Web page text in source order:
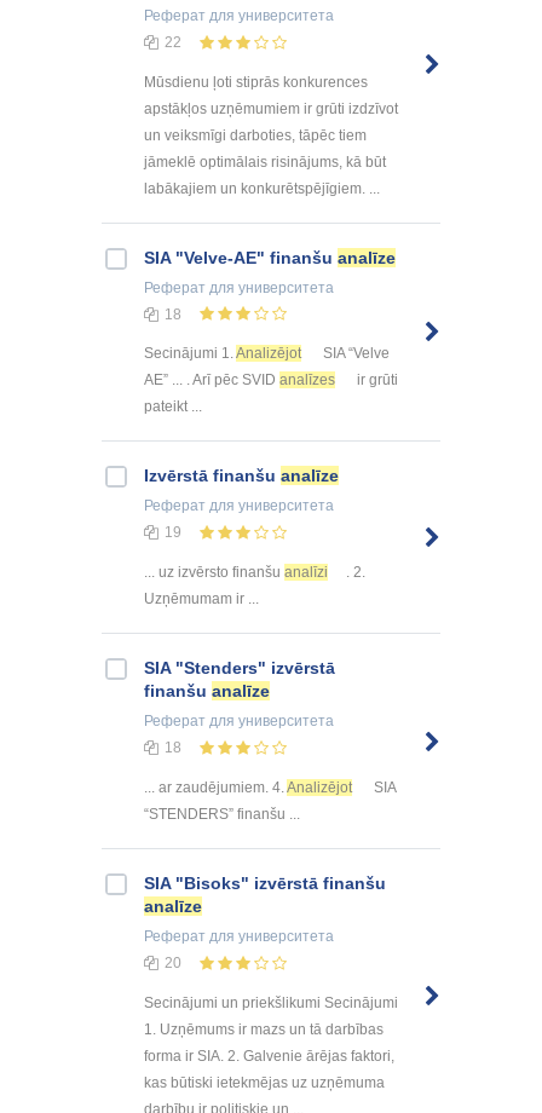
Реферат для университета
22
Mūsdienu ļoti stiprās konkurences
apstākļos uzņēmumiem ir grūti izdzīvot
un veiksmīgi darboties, tāpēc tiem
jāmeklē optimālais risinājums, kā būt
labākajiem un konkurētspējīgiem. ...
SIA "Velve-AE" finanšu analīze
Реферат для университета
18
Secinājumi 1.Analizējot
SIA “Velve
AE” ... . Arī pēc SVID analīzes
ir grūti
pateikt ...
Izvērstā finanšu analīze
Реферат для университета
19
... uz izvērsto finanšu analīzi
. 2.
Uzņēmumam ir ...
SIA "Stenders" izvērstā
finanšu analīze
Реферат для университета
18
... ar zaudējumiem. 4.Analizējot
SIA
“STENDERS” finanšu ...
SIA "Bisoks" izvērstā finanšu
analīze
Реферат для университета
20
Secinājumi un priekšlikumi Secinājumi
1. Uzņēmums ir mazs un tā darbības
forma ir SIA. 2. Galvenie ārējas faktori,
kas būtiski ietekmējas uz uzņēmuma
darbību ir politiskie un ...